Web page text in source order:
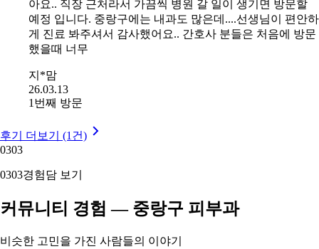
아요.. 직장 근처라서 가끔씩 병원 갈 일이 생기면 방문할
예정 입니다. 중랑구에는 내과도 많은데....선생님이 편안하
게 진료 봐주셔서 감사했어요.. 간호사 분들은 처음에 방문
했을때 너무
지*맘
26.03.13
1번째 방문
후기 더보기 (1건)
0303
0303경험담 보기
커뮤니티 경험 — 중랑구 피부과
비슷한 고민을 가진 사람들의 이야기